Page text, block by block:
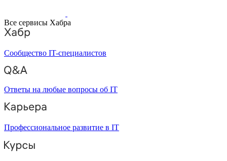
Все сервисы Хабра
Сообщество IT-специалистов
Ответы на любые вопросы об IT
Профессиональное развитие в IT